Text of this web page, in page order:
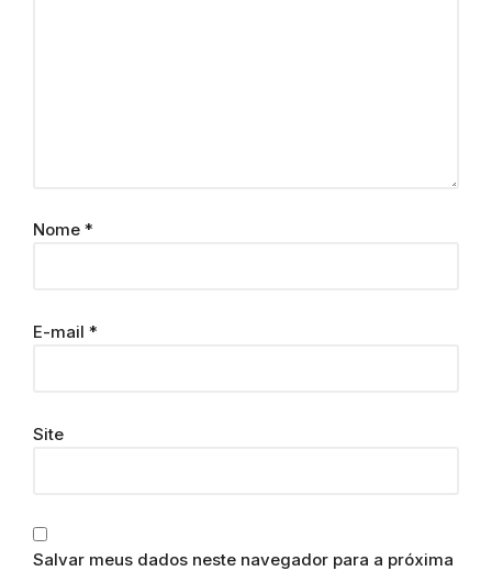
Nome *
E-mail *
Site
Salvar meus dados neste navegador para a próxima